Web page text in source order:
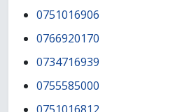
0751016906
0766920170
0734716939
0755585000